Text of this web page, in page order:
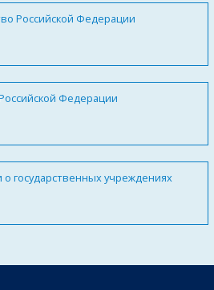
Российской Федерации
Федерации
государственных учреждениях